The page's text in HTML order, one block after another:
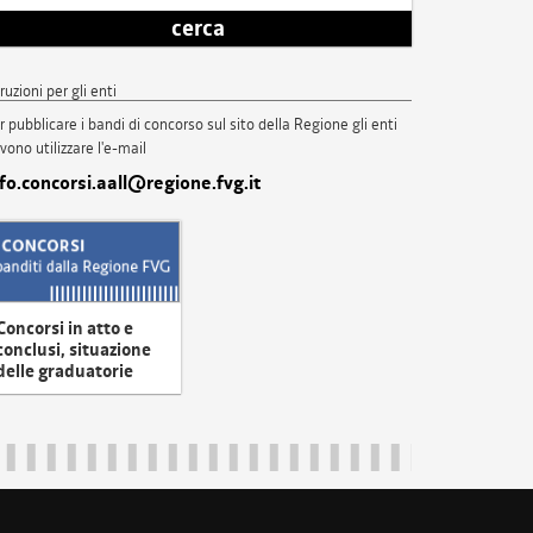
cerca
per gli enti
pubblicare i bandi di concorso sul sito della Regione gli enti
utilizzare l'e-mail
in atto e
situazione
graduatorie